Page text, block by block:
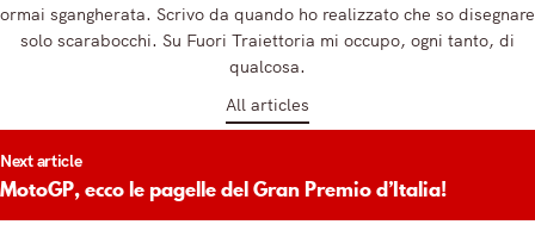
ormai sgangherata. Scrivo da quando ho realizzato che so disegnare
solo scarabocchi. Su Fuori Traiettoria mi occupo, ogni tanto, di
qualcosa.
All articles
Next article
MotoGP, ecco le pagelle del Gran Premio d’Italia!